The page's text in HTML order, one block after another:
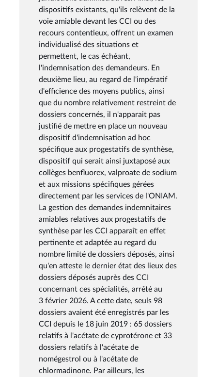
dispositifs existants, qu'ils relèvent de la
voie amiable devant les CCI ou des
recours contentieux, offrent un examen
individualisé des situations et
permettent, le cas échéant,
l'indemnisation des demandeurs. En
deuxième lieu, au regard de l'impératif
d'efficience des moyens publics, ainsi
que du nombre relativement restreint de
dossiers concernés, il n'apparait pas
justifié de mettre en place un nouveau
dispositif d'indemnisation ad hoc
spécifique aux progestatifs de synthèse,
dispositif qui serait ainsi juxtaposé aux
collèges benfluorex, valproate de sodium
et aux missions spécifiques gérées
directement par les services de l'ONIAM.
La gestion des demandes indemnitaires
amiables relatives aux progestatifs de
synthèse par les CCI apparaît en effet
pertinente et adaptée au regard du
nombre limité de dossiers déposés, ainsi
qu'en atteste le dernier état des lieux des
dossiers déposés auprès des CCI
concernant ces spécialités, arrêté au
3 février 2026. A cette date, seuls 98
dossiers avaient été enregistrés par les
CCI depuis le 18 juin 2019 : 65 dossiers
relatifs à l'acétate de cyprotérone et 33
dossiers relatifs à l'acétate de
nomégestrol ou à l'acétate de
chlormadinone. Par ailleurs, les